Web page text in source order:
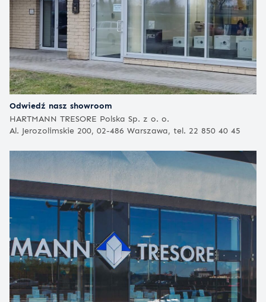
Odwiedź nasz showroom
HARTMANN TRESORE Polska Sp. z o. o.
Al. Jerozolimskie 200, 02-486 Warszawa, tel. 22 850 40 45